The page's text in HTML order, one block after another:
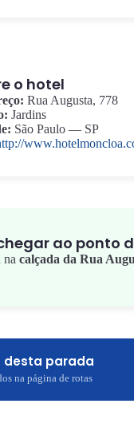
o hotel
Rua Augusta, 778
Jardins
São Paulo — SP
ao ponto
na calçada da Rua
desta parada
na página de rotas